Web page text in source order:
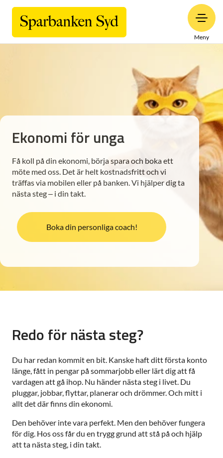
Meny
Ekonomi för unga
Få koll på din ekonomi, börja spara och boka ett
möte med oss. Det är helt kostnadsfritt och vi
träffas via mobilen eller på banken. Vi hjälper dig ta
nästa steg – i din takt.
Boka din personliga coach!
Redo för nästa steg?
Du har redan kommit en bit. Kanske haft ditt första konto
länge, fått in pengar på sommarjobb eller lärt dig att få
vardagen att gå ihop. Nu händer nästa steg i livet. Du
pluggar, jobbar, flyttar, planerar och drömmer. Och mitt i
allt det där finns din ekonomi.
Den behöver inte vara perfekt. Men den behöver fungera
för dig. Hos oss får du en trygg grund att stå på och hjälp
att ta nästa steg, i din takt.